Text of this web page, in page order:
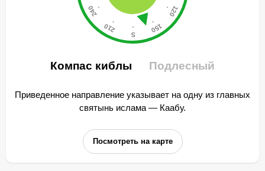
Компас киблы Подлесный
Приведенное направление указывает на одну из главных
святынь ислама — Каабу.
Посмотреть на карте